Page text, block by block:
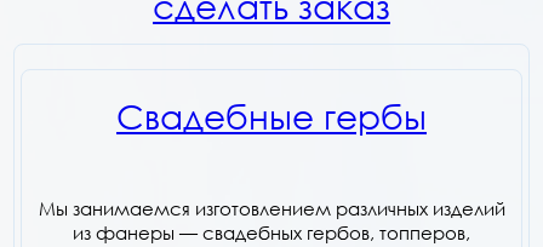
Свадебные гербы
Мы занимаемся изготовлением различных изделий
из фанеры — свадебных гербов, топперов,